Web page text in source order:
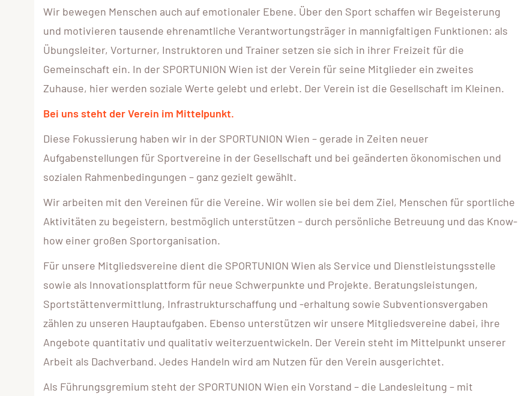
Wir bewegen Menschen auch auf emotionaler Ebene. Über den Sport schaffen wir Begeisterung
und motivieren tausende ehrenamtliche Verantwortungsträger in mannigfaltigen Funktionen: als
Übungsleiter, Vorturner, Instruktoren und Trainer setzen sie sich in ihrer Freizeit für die
Gemeinschaft ein. In der SPORTUNION Wien ist der Verein für seine Mitglieder ein zweites
Zuhause, hier werden soziale Werte gelebt und erlebt. Der Verein ist die Gesellschaft im Kleinen.
Bei uns steht der Verein im Mittelpunkt.
Diese Fokussierung haben wir in der SPORTUNION Wien – gerade in Zeiten neuer
Aufgabenstellungen für Sportvereine in der Gesellschaft und bei geänderten ökonomischen und
sozialen Rahmenbedingungen – ganz gezielt gewählt.
Wir arbeiten mit den Vereinen für die Vereine. Wir wollen sie bei dem Ziel, Menschen für sportliche
Aktivitäten zu begeistern, bestmöglich unterstützen – durch persönliche Betreuung und das Know-
how einer großen Sportorganisation.
Für unsere Mitgliedsvereine dient die SPORTUNION Wien als Service und Dienstleistungsstelle
sowie als Innovationsplattform für neue Schwerpunkte und Projekte. Beratungsleistungen,
Sportstättenvermittlung, Infrastrukturschaffung und -erhaltung sowie Subventionsvergaben
zählen zu unseren Hauptaufgaben. Ebenso unterstützen wir unsere Mitgliedsvereine dabei, ihre
Angebote quantitativ und qualitativ weiterzuentwickeln. Der Verein steht im Mittelpunkt unserer
Arbeit als Dachverband. Jedes Handeln wird am Nutzen für den Verein ausgerichtet.
Als Führungsgremium steht der SPORTUNION Wien ein Vorstand – die Landesleitung – mit